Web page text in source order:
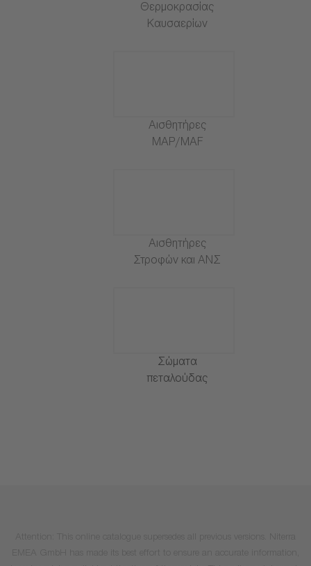
Θερμοκρασίας
Καυσαερίων
Αισθητήρες
MAP/MAF
Αισθητήρες
Στροφών και ΑΝΣ
Σώματα
πεταλούδας